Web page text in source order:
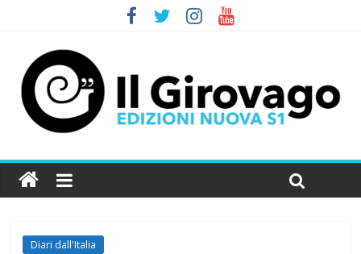
Diari dall'Italia